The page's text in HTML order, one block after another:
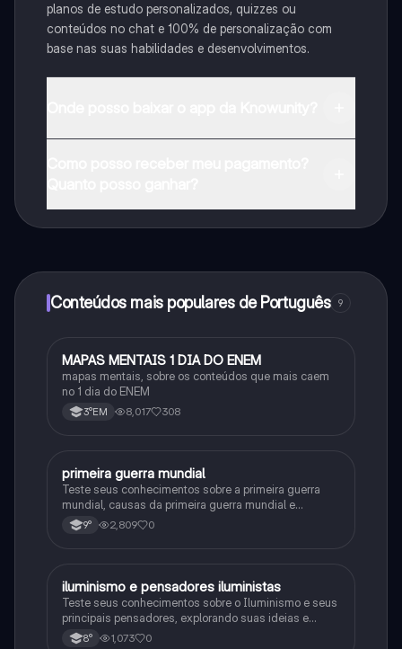
planos de estudo personalizados, quizzes ou
conteúdos no chat e 100% de personalização com
base nas suas habilidades e desenvolvimentos.
Conteúdos mais populares de Português 9
Português
MAPAS MENTAIS 1 DIA DO ENEM
mapas mentais, sobre os conteúdos que mais caem
no 1 dia do ENEM
3°EM 8,017 308
História
primeira guerra mundial
Teste seus conhecimentos sobre a primeira guerra
mundial, causas da primeira guerra mundial e
consequências da Primeira Guerra Mundial, fases da
primeira guerra mundial
9° 2,809 0
História
iluminismo e pensadores iluministas
Teste seus conhecimentos sobre o Iluminismo e seus
principais pensadores, explorando suas ideias e
impacto histórico.
8° 1,073 0